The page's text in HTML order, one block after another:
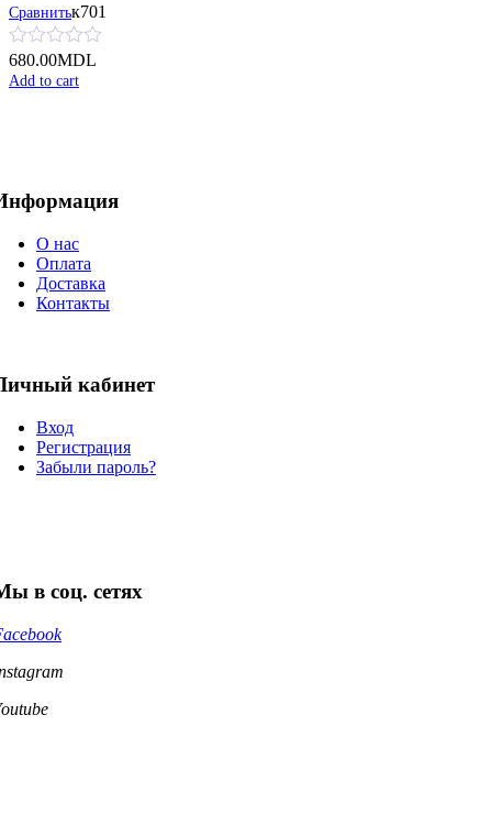
Сравнитьк701
680.00MDL
Add to cart
О нас
Оплата
Доставка
Контакты
кабинет
Вход
Регистрация
Забыли пароль?
в соц. сетях